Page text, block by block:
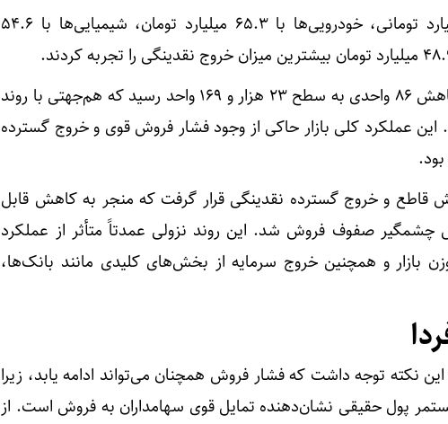
گروه بانک‌ها با خروج ۹۲.۶ میلیارد تومانی، خودرویی‌ها با ۶۵.۳ میلیارد تومان، شیمیایی‌ها با ۵۴.۶
در بازار فرابورس نیز شاخص با کاهش ۸۶ واحدی به سطح ۲۳ هزار و ۱۶۹ واحد رسید که هم‌جهتی با روند
این عملکرد کلی بازار حاکی از وجود فشار فروش قوی و خروج گسترده
قاطع و خروج گسترده نقدینگی قرار گرفت که منجر به کاهش قابل
صفوف فروش شد. این روند نزولی عمدتاً متأثر از عملکرد
بازار و همچنین خروج سرمایه از بخش‌های کلیدی مانند بانک‌ها،
نکته توجه داشت که فشار فروش همچنان می‌تواند ادامه یابد، زیرا
پول حقیقی نشان‌دهنده تمایل قوی سهامداران به فروش است. از